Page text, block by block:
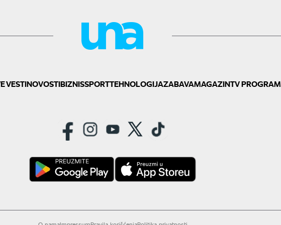
VESTINOVOSTIBIZNISSPORTTEHNOLOGIJAZABAVAMAGAZINTV PROGRAM